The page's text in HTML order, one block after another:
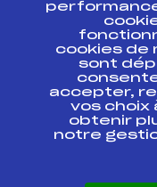
Pass’Neige
Projet sportif
Projet de
Antidopage
Pôle
Scientifique
Listes
Pôle vie de
cookies de
sont
accepter,
vos choix
obtenir
notre